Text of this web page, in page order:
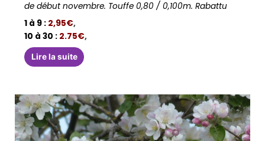
de début novembre. Touffe 0,80 / 0,100m. Rabattu
1 à 9 : 2,95€,
10 à 30 : 2.75€,
Lire la suite